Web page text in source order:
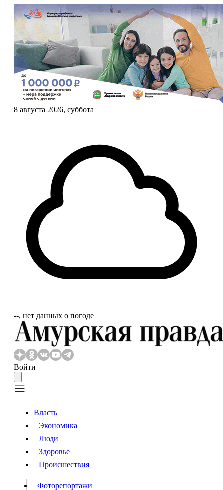
8 августа 2026, суббота
‐‐, нет данных о погоде
Войти
Власть
Происшествия
Видео
Власть
Экономика
Люди
Здоровье
Происшествия
Фоторепортажи